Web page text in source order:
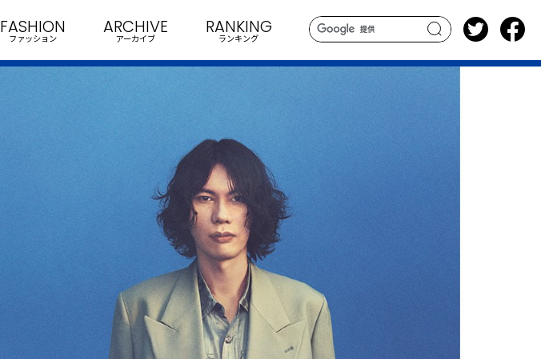
search
FASHION
ファッション
ARCHIVE
アーカイブ
RANKING
ランキング